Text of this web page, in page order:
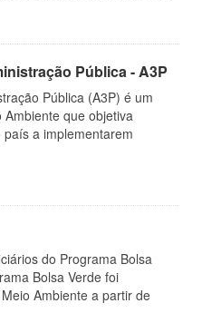
Pública - A3P
Pública (A3P) é um
que objetiva
a implementarem
do Programa Bolsa
Bolsa Verde foi
Ambiente a partir de